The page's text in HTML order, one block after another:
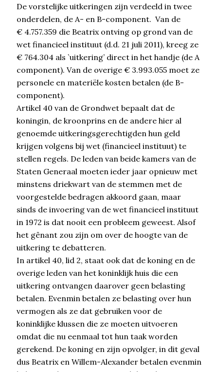
De vorstelijke uitkeringen zijn verdeeld in twee
onderdelen, de A- en B-component. Van de
€ 4.757.359 die Beatrix ontving op grond van de
wet financieel instituut (d.d. 21 juli 2011), kreeg ze
€ 764.304 als `uitkering’ direct in het handje (de A
component). Van de overige € 3.993.055 moet ze
personele en materiële kosten betalen (de B-
component).
Artikel 40 van de Grondwet bepaalt dat de
koningin, de kroonprins en de andere hier al
genoemde uitkeringsgerechtigden hun geld
krijgen volgens bij wet (financieel instituut) te
stellen regels. De leden van beide kamers van de
Staten Generaal moeten ieder jaar opnieuw met
minstens driekwart van de stemmen met de
voorgestelde bedragen akkoord gaan, maar
sinds de invoering van de wet financieel instituut
in 1972 is dat nooit een probleem geweest. Alsof
het gênant zou zijn om over de hoogte van de
uitkering te debatteren.
In artikel 40, lid 2, staat ook dat de koning en de
overige leden van het koninklijk huis die een
uitkering ontvangen daarover geen belasting
betalen. Evenmin betalen ze belasting over hun
vermogen als ze dat gebruiken voor de
koninklijke klussen die ze moeten uitvoeren
omdat die nu eenmaal tot hun taak worden
gerekend. De koning en zijn opvolger, in dit geval
dus Beatrix en Willem-Alexander betalen evenmin